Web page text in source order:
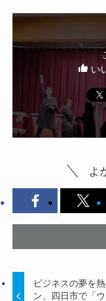
い
よ
ビジネスの夢を
ン、四日市で「